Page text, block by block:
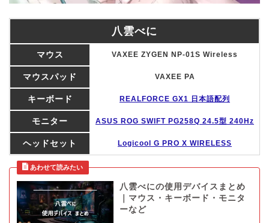
八雲べに
マウス VAXEE ZYGEN NP-01S Wireless
マウスパッド VAXEE PA
キーボード REALFORCE GX1 日本語配列
モニター ASUS ROG SWIFT PG258Q 24.5型 240Hz
ヘッドセット Logicool G PRO X WIRELESS
八雲べにの使用デバイスまとめ
｜マウス・キーボード・モニタ
ーなど